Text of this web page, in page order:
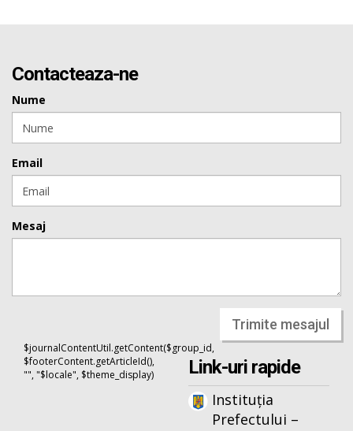
Contacteaza-ne
Nume
Email
Mesaj
Trimite mesajul
$journalContentUtil.getContent($group_id,
$footerContent.getArticleId(),
"", "$locale", $theme_display)
Link-uri rapide
Instituția
Prefectului –